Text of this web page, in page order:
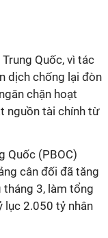
Quốc, vì tác
dịch chống lại đòn
chặn hoạt
nguồn tài chính từ
Quốc (PBOC)
cân đối đã tăng
tháng 3, làm tổng
lục 2.050 tỷ nhân